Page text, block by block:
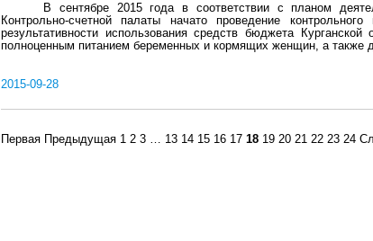
В сентябре 2015 года в соответствии с планом
Контрольно-счетной палаты начато проведение контрольного
результативности использования средств бюджета
полноценным питанием беременных и кормящих женщин, а также
2015-09-28
Первая Предыдущая 1 2 3 … 13 14 15 16 17 18 19 20 21 22 23 24